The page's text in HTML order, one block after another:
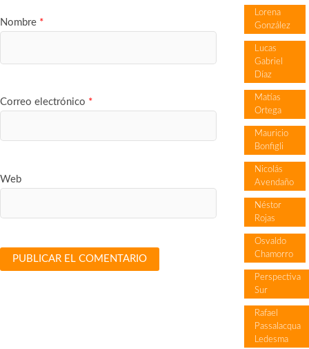
Nombre *
Correo electrónico *
Web
Lorena
González
Lucas
Gabriel
Díaz
Matías
Ortega
Mauricio
Bonfigli
Nicolás
Avendaño
Néstor
Rojas
Osvaldo
Chamorro
Perspectiva
Sur
Rafael
Passalacqua
Ledesma